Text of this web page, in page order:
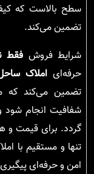
سطح بالاست که
تضمین می‌کند.
شرایط فروش فقط
حرفه‌ای املاک
تضمین می‌کند که
شفافیت انجام شود و
گردد. برای قیمت و
تنها و مستقیم با
امن و حرفه‌ای